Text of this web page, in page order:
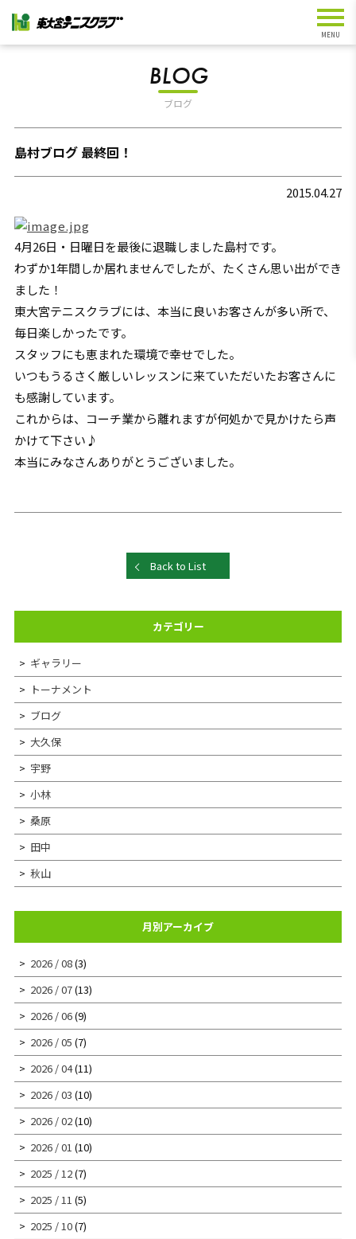
BLOG
ブログ
島村ブログ 最終回！
2015.04.27
4月26日・日曜日を最後に退職しました島村です。
わずか1年間しか居れませんでしたが、たくさん思い出ができ
ました！
東大宮テニスクラブには、本当に良いお客さんが多い所で、
毎日楽しかったです。
スタッフにも恵まれた環境で幸せでした。
いつもうるさく厳しいレッスンに来ていただいたお客さんに
も感謝しています。
これからは、コーチ業から離れますが何処かで見かけたら声
かけて下さい♪
本当にみなさんありがとうございました。
Back to List
カテゴリー
ギャラリー
トーナメント
ブログ
大久保
宇野
小林
桑原
田中
秋山
月別アーカイブ
2026 / 08(3)
2026 / 07(13)
2026 / 06(9)
2026 / 05 (7)
2026 / 04(11)
2026 / 03 (10)
2026 / 02(10)
2026 / 01 (10)
2025 / 12(7)
2025 / 11 (5)
2025 / 10(7)